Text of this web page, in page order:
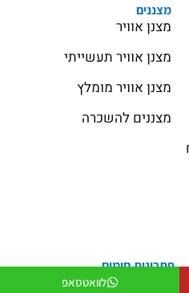
מצננים
מצנן אוויר
מצנן אוויר תעשייתי
מצנן אוויר מומלץ
מצננים להשכרה
פתרונות חימום
פתרונות חימוםלוואטסאפ